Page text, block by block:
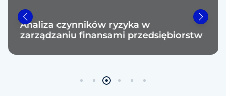
Analiza czynników ryzyka w
zarządzaniu finansami przedsiębiorstw